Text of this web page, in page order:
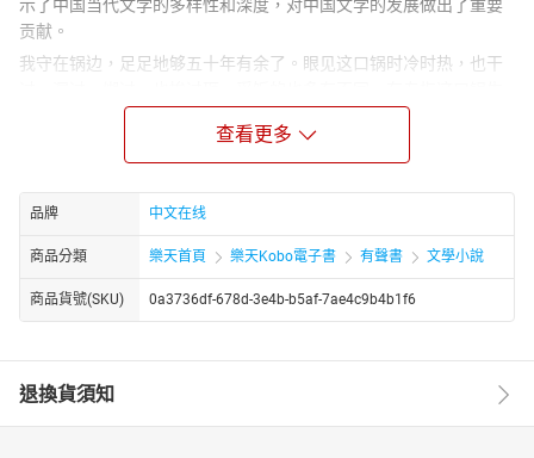
示了中国当代文学的多样性和深度，对中国文学的发展做出了重要
贡献。
我守在锅边，足足地够五十年有余了。眼见这口锅时冷时热，也干
活，还有不过借个站脚地方，转身就赶车上路——也许是锦绣前程，
也许是歧路迷津，也许无非浪荡江湖。日长月久，老一辈也抽签似
的一个个乘鹤西去了。
查看更多
品牌 中文在线
商品分類 樂天首頁 樂天Kobo電子書 有聲書 文學小說
商品貨號(SKU) 0a3736df-678d-3e4b-b5af-7ae4c9b4b1f6
退換貨須知